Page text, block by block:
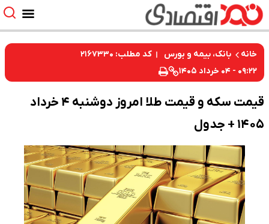
خانه بانک، بیمه و بورس
کد مطلب: ۲۱۶۷۳۳۰
۰۹:۲۲ - ۰۴ خرداد ۱۴۰۵
قیمت سکه و قیمت طلا امروز دوشنبه ۴ خرداد
۱۴۰۵ + جدول